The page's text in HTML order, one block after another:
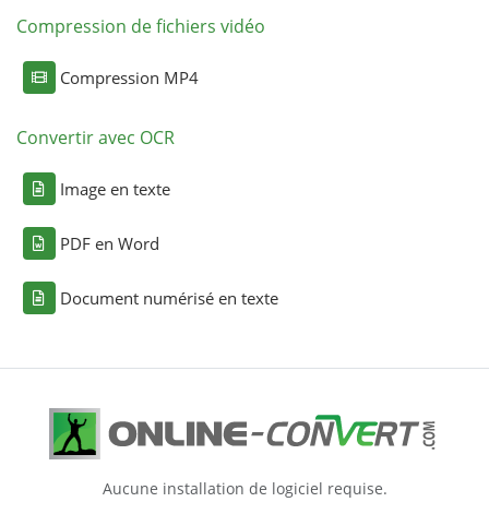
Compression de fichiers vidéo
Compression MP4
Convertir avec OCR
Image en texte
PDF en Word
Document numérisé en texte
Aucune installation de logiciel requise.